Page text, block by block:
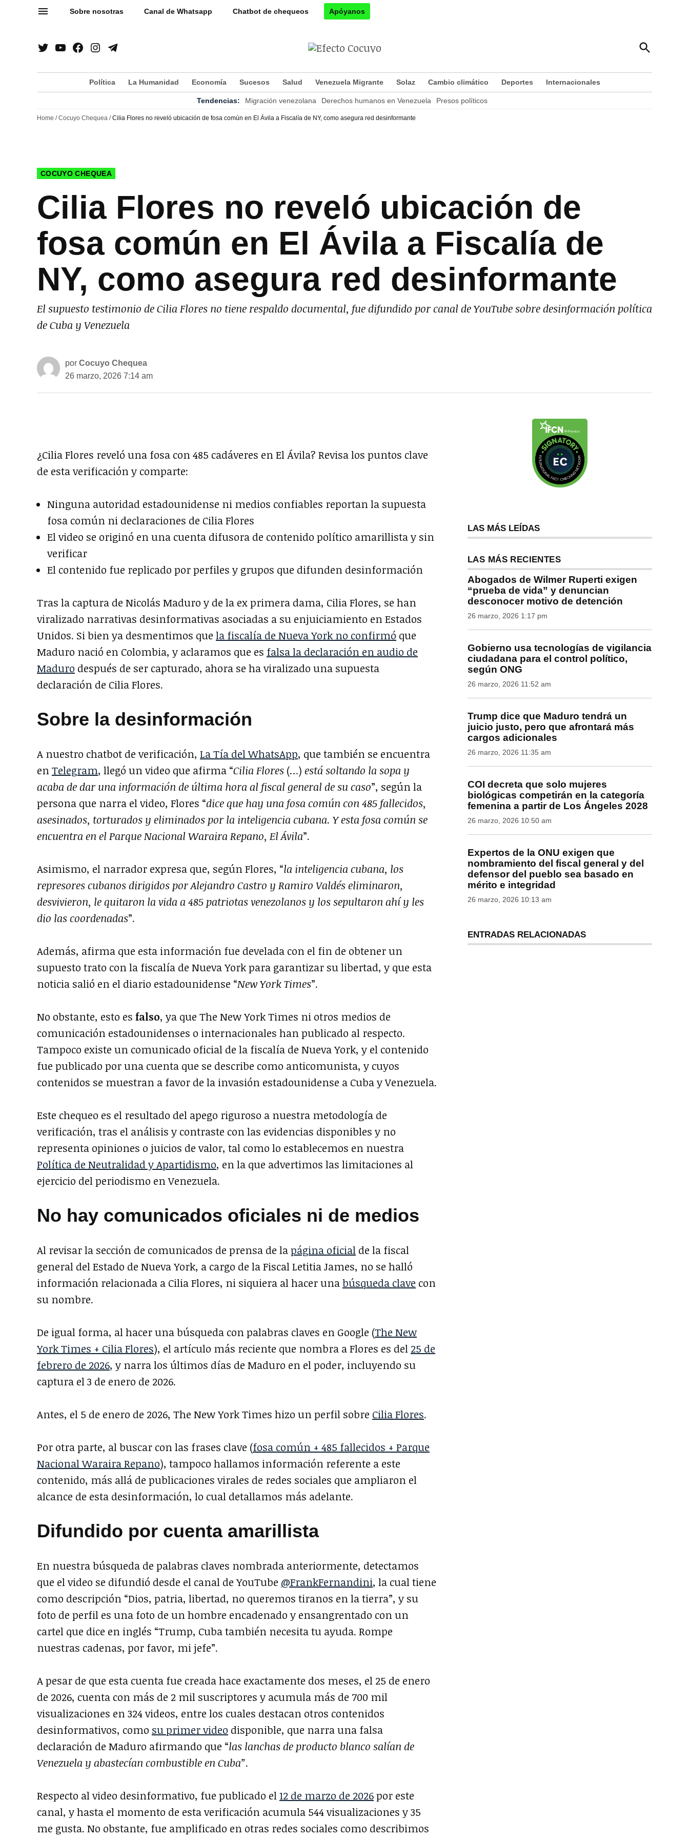
contenido
Sobre nosotras Canal de Whatsapp Chatbot de chequeos Apóyanos
TwitterYouTube
Facebook
Instagram
Telegram
Open
Search
Política La Humanidad Economía Sucesos Salud Venezuela Migrante Solaz Cambio climático Deportes Internacionales
Tendencias: Migración venezolana Derechos humanos en Venezuela Presos políticos
Home /Cocuyo Chequea /Cilia Flores no reveló ubicación de fosa común en El Ávila a Fiscalía de NY, como asegura red desinformante
PUBLICADO
EN
COCUYO CHEQUEA
Cilia Flores no reveló ubicación de
fosa común en El Ávila a Fiscalía de
NY, como asegura red desinformante
El supuesto testimonio de Cilia Flores no tiene respaldo documental, fue difundido por canal de YouTube sobre desinformación política
de Cuba y Venezuela
por Cocuyo Chequea
26 marzo, 2026 7:14 am
¿Cilia Flores reveló una fosa con 485 cadáveres en El Ávila? Revisa los puntos clave
de esta verificación y comparte:
Ninguna autoridad estadounidense ni medios confiables reportan la supuesta
fosa común ni declaraciones de Cilia Flores
El video se originó en una cuenta difusora de contenido político amarillista y sin
verificar
El contenido fue replicado por perfiles y grupos que difunden desinformación
Tras la captura de Nicolás Maduro y de la ex primera dama, Cilia Flores, se han
viralizado narrativas desinformativas asociadas a su enjuiciamiento en Estados
Unidos. Si bien ya desmentimos que la fiscalía de Nueva York no confirmó que
Maduro nació en Colombia, y aclaramos que es falsa la declaración en audio de
Maduro después de ser capturado, ahora se ha viralizado una supuesta
declaración de Cilia Flores.
Sobre la desinformación
A nuestro chatbot de verificación, La Tía del WhatsApp, que también se encuentra
enTelegram, llegó un video que afirma “Cilia Flores (…) está soltando la sopa y
acaba de dar una información de última hora al fiscal general de su caso”, según la
persona que narra el video, Flores “dice que hay una fosa común con 485 fallecidos,
asesinados, torturados y eliminados por la inteligencia cubana. Y esta fosa común se
encuentra en el Parque Nacional Waraira Repano, El Ávila”.
Asimismo, el narrador expresa que, según Flores, “la inteligencia cubana, los
represores cubanos dirigidos por Alejandro Castro y Ramiro Valdés eliminaron,
desvivieron, le quitaron la vida a 485 patriotas venezolanos y los sepultaron ahí y les
dio las coordenadas”.
Además, afirma que esta información fue develada con el fin de obtener un
supuesto trato con la fiscalía de Nueva York para garantizar su libertad, y que esta
noticia salió en el diario estadounidense “New York Times”.
No obstante, esto es falso, ya que The New York Times ni otros medios de
comunicación estadounidenses o internacionales han publicado al respecto.
Tampoco existe un comunicado oficial de la fiscalía de Nueva York, y el contenido
fue publicado por una cuenta que se describe como anticomunista, y cuyos
contenidos se muestran a favor de la invasión estadounidense a Cuba y Venezuela.
Este chequeo es el resultado del apego riguroso a nuestra metodología de
verificación, tras el análisis y contraste con las evidencias disponibles y no
representa opiniones o juicios de valor, tal como lo establecemos en nuestra
Política de Neutralidad y Apartidismo, en la que advertimos las limitaciones al
ejercicio del periodismo en Venezuela.
No hay comunicados oficiales ni de medios
Al revisar la sección de comunicados de prensa de lapágina oficial de la fiscal
general del Estado de Nueva York, a cargo de la Fiscal Letitia James, no se halló
información relacionada a Cilia Flores, ni siquiera al hacer unabúsqueda clave con
su nombre.
De igual forma, al hacer una búsqueda con palabras claves en Google (The New
York Times + Cilia Flores), el artículo más reciente que nombra a Flores es del 25 de
febrero de 2026, y narra los últimos días de Maduro en el poder, incluyendo su
captura el 3 de enero de 2026.
Antes, el 5 de enero de 2026, The New York Times hizo un perfil sobre Cilia Flores.
Por otra parte, al buscar con las frases clave (fosa común + 485 fallecidos + Parque
Nacional Waraira Repano), tampoco hallamos información referente a este
contenido, más allá de publicaciones virales de redes sociales que ampliaron el
alcance de esta desinformación, lo cual detallamos más adelante.
Difundido por cuenta amarillista
En nuestra búsqueda de palabras claves nombrada anteriormente, detectamos
que el video se difundió desde el canal de YouTube @FrankFernandini, la cual tiene
como descripción “Dios, patria, libertad, no queremos tiranos en la tierra”, y su
foto de perfil es una foto de un hombre encadenado y ensangrentado con un
cartel que dice en inglés “Trump, Cuba también necesita tu ayuda. Rompe
nuestras cadenas, por favor, mi jefe”.
A pesar de que esta cuenta fue creada hace exactamente dos meses, el 25 de enero
de 2026, cuenta con más de 2 mil suscriptores y acumula más de 700 mil
visualizaciones en 324 videos, entre los cuales destacan otros contenidos
desinformativos, como su primer video disponible, que narra una falsa
declaración de Maduro afirmando que “las lanchas de producto blanco salían de
Venezuela y abastecían combustible en Cuba”.
Respecto al video desinformativo, fue publicado el12 de marzo de 2026por este
canal, y hasta el momento de esta verificación acumula 544 visualizaciones y 35
me gusta. No obstante, fue amplificado en otras redes sociales como describimos
LAS MÁS LEÍDAS
LAS MÁS RECIENTES
Abogados de Wilmer Ruperti exigen
“prueba de vida” y denuncian
desconocer motivo de detención
26 marzo, 2026 1:17 pm
Gobierno usa tecnologías de vigilancia
ciudadana para el control político,
según ONG
26 marzo, 2026 11:52 am
Trump dice que Maduro tendrá un
juicio justo, pero que afrontará más
cargos adicionales
26 marzo, 2026 11:35 am
COI decreta que solo mujeres
biológicas competirán en la categoría
femenina a partir de Los Ángeles 2028
26 marzo, 2026 10:50 am
Expertos de la ONU exigen que
nombramiento del fiscal general y del
defensor del pueblo sea basado en
mérito e integridad
26 marzo, 2026 10:13 am
ENTRADAS RELACIONADAS